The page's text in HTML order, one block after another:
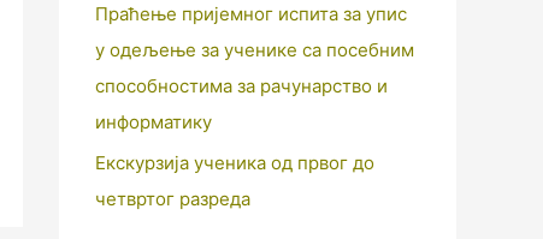
Праћење пријемног испита за упис
у одељење за ученике са посебним
способностима за рачунарство и
информатику
Екскурзија ученика од првог до
четвртог разреда